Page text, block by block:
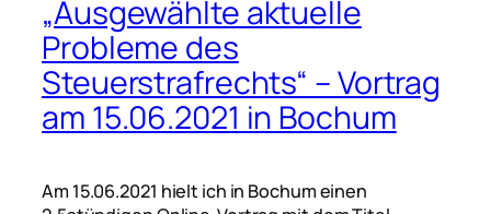
„Ausgewählte aktuelle
Probleme des
Steuerstrafrechts“ – Vortrag
am 15.06.2021 in Bochum
Am 15.06.2021 hielt ich in Bochum einen